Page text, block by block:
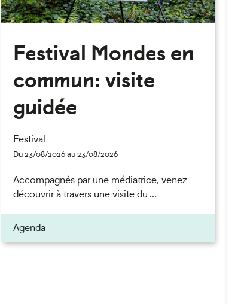
Festival Mondes en
commun: visite
guidée
Festival
Du 23/08/2026 au 23/08/2026
Accompagnés par une médiatrice, venez
découvrir à travers une visite du ...
Agenda